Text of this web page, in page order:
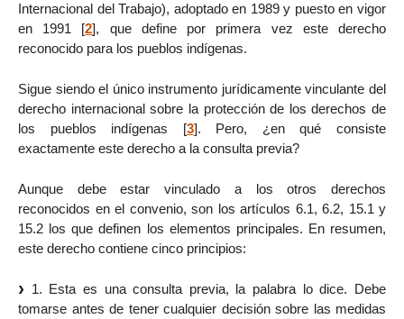
Internacional del Trabajo), adoptado en 1989 y puesto en vigor
en 1991 [2], que define por primera vez este derecho
reconocido para los pueblos indígenas.
Sigue siendo el único instrumento jurídicamente vinculante del
derecho internacional sobre la protección de los derechos de
los pueblos indígenas [3]. Pero, ¿en qué consiste
exactamente este derecho a la consulta previa?
Aunque debe estar vinculado a los otros derechos
reconocidos en el convenio, son los artículos 6.1, 6.2, 15.1 y
15.2 los que definen los elementos principales. En resumen,
este derecho contiene cinco principios:
1. Esta es una consulta previa, la palabra lo dice. Debe
tomarse antes de tener cualquier decisión sobre las medidas